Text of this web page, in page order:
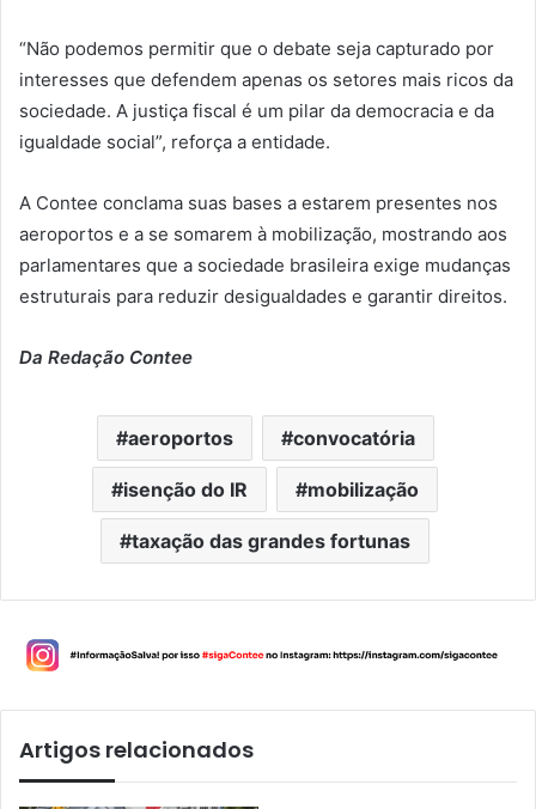
“Não podemos permitir que o debate seja capturado por
interesses que defendem apenas os setores mais ricos da
sociedade. A justiça fiscal é um pilar da democracia e da
igualdade social”, reforça a entidade.
A Contee conclama suas bases a estarem presentes nos
aeroportos e a se somarem à mobilização, mostrando aos
parlamentares que a sociedade brasileira exige mudanças
estruturais para reduzir desigualdades e garantir direitos.
Da Redação Contee
aeroportos convocatória
isenção do IR mobilização
taxação das grandes fortunas
Artigos relacionados